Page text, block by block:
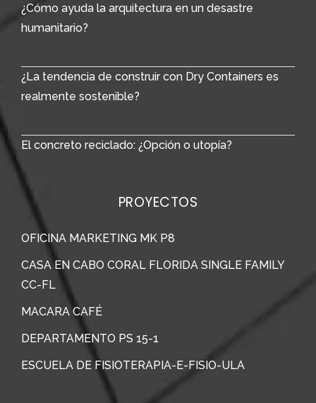
¿Cómo ayuda la arquitectura en un desastre
humanitario?
¿La tendencia de construir con Dry Containers es
realmente sostenible?
El concreto reciclado: ¿Opción o utopía?
PROYECTOS
OFICINA MARKETING MK P8
CASA EN CABO CORAL FLORIDA SINGLE FAMILY
CC-FL
MACARA CAFÉ
DEPARTAMENTO PS 15-1
ESCUELA DE FISIOTERAPIA-E-FISIO-ULA